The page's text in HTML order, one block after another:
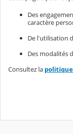
Des
caractère
De l'utilisation
Des modalités
Consultez la